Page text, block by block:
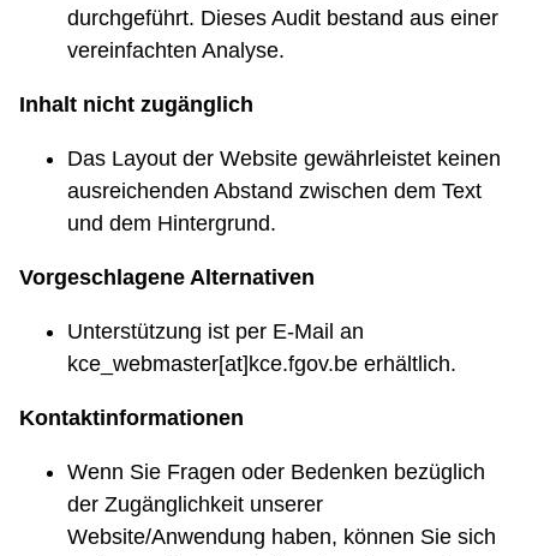
durchgeführt. Dieses Audit bestand aus einer
vereinfachten Analyse.
Inhalt nicht zugänglich
Das Layout der Website gewährleistet keinen
ausreichenden Abstand zwischen dem Text
und dem Hintergrund.
Vorgeschlagene Alternativen
Unterstützung ist per E-Mail an
kce_webmaster[at]kce.fgov.be erhältlich.
Kontaktinformationen
Wenn Sie Fragen oder Bedenken bezüglich
der Zugänglichkeit unserer
Website/Anwendung haben, können Sie sich